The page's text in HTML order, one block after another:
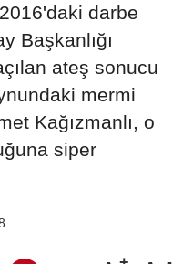
darbe
Başkanlığı
ateş sonucu
mermi
Kağızmanlı, o
siper